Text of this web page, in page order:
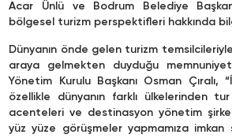
Acar Ünlü ve Bodrum Belediye
bölgesel turizm perspektifleri hakkında
Dünyanın önde gelen turizm
araya gelmekten duyduğu
Yönetim Kurulu Başkanı Osman Çıralı,
özellikle dünyanın farklı ülkelerinden
acenteleri ve destinasyon yönetim
yüz yüze görüşmeler yapmamıza imkan